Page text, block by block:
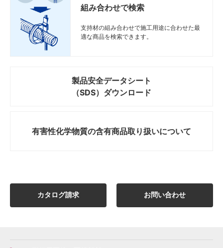
組み合わせで検索
支持材の組み合わせで施工用途に合わせた最
適な商品を検索できます。
製品安全データシート
（SDS）ダウンロード
有害性化学物質の含有商品取り扱いについて
カタログ請求 お問い合わせ